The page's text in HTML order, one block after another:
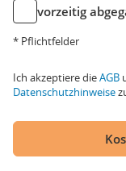
vorzeitig
* Pflichtfelder
Ich akzeptiere dieAGB
Datenschutzhinweise